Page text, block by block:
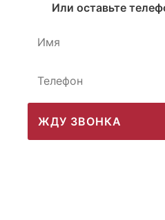
Или оставьте
ЖДУ ЗВОНКА